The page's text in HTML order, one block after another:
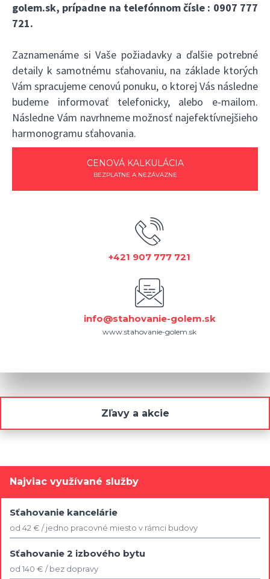
golem.sk, prípadne na telefónnom čísle : 0907 777
721.
Zaznamenáme si Vaše požiadavky a ďalšie potrebné
detaily k samotnému sťahovaniu, na základe ktorých
Vám spracujeme cenovú ponuku, o ktorej Vás následne
budeme informovať telefonicky, alebo e-mailom.
Následne Vám navrhneme možnosť najefektívnejšieho
harmonogramu sťahovania.
CENOVÁ KALKULÁCIA
BEZPLATNE A NEZÁVÄZNE
+421 907 777 721
info@stahovanie-golem.sk
www.stahovanie-golem.sk
Zľavy a akcie
Najviac využívané služby
Sťahovanie kancelárie
od 42 € / jedno pracovné miesto v rámci budovy
Sťahovanie 2 izbového bytu
od 140 € / bez dopravy